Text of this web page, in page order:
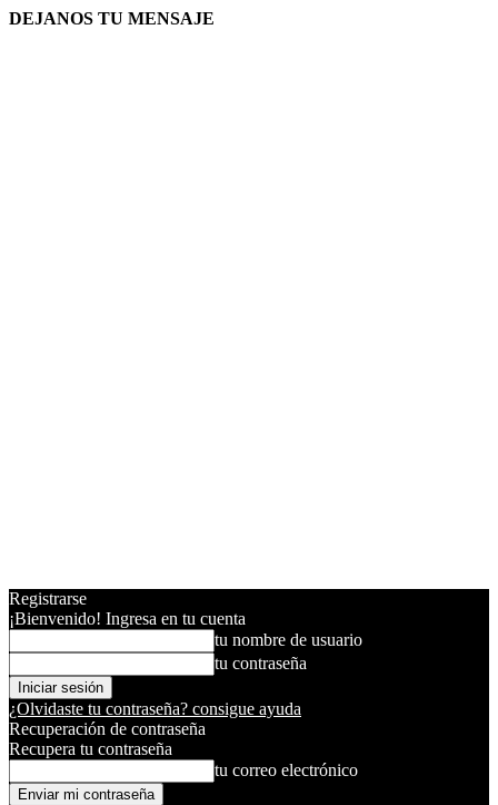
DEJANOS TU MENSAJE
Registrarse
¡Bienvenido! Ingresa en tu cuenta
tu nombre de usuario
tu contraseña
¿Olvidaste tu contraseña? consigue ayuda
Recuperación de contraseña
Recupera tu contraseña
tu correo electrónico